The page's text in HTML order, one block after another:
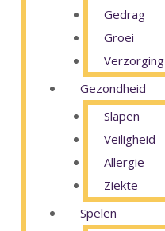
Gedrag
Groei
Verzorging
Gezondheid
Slapen
Veiligheid
Allergie
Ziekte
Spelen